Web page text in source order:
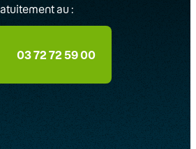
au :
03 72 72 59 00